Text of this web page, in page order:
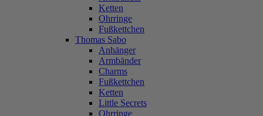
Ketten
Ohrringe
Fußkettchen
Thomas Sabo
Anhänger
Armbänder
Charms
Fußkettchen
Ketten
Little Secrets
Ohrringe